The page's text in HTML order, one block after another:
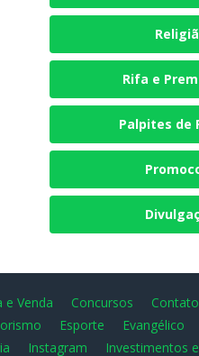
Rifa e
Palpites de
e Venda Concursos
Esporte Evangélico
Instagram Investimentos